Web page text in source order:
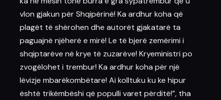
vlon gjakun për Shqipërinë! Ka ardhur koha që
plagët të shërohen dhe autorët gjakatarë ta
paguajnë njëherë e mirë! Le të bjerë zemërimi i
shqiptarëve në krye të zuzarëve! Kryeministri po
zvogëlohet i trembur! Ka ardhur koha për një
lëvizje mbarëkombëtare! Ai kolltuku ku ke hipur
është trikëmbëshi që populli varet përditë!”, tha